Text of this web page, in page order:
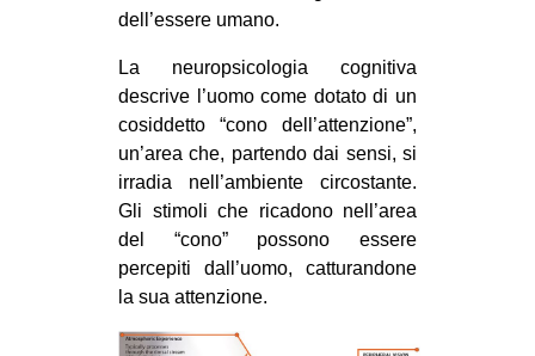
dell’essere umano.
La neuropsicologia cognitiva
descrive l’uomo come dotato di un
cosiddetto “cono dell’attenzione”,
un’area che, partendo dai sensi, si
irradia nell’ambiente circostante.
Gli stimoli che ricadono nell’area
del “cono” possono essere
percepiti dall’uomo, catturandone
la sua attenzione.